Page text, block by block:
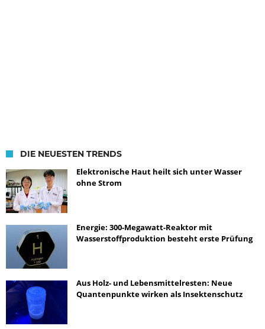
DIE NEUESTEN TRENDS
Elektronische Haut heilt sich unter Wasser
ohne Strom
Energie: 300-Megawatt-Reaktor mit
Wasserstoffproduktion besteht erste Prüfung
Aus Holz- und Lebensmittelresten: Neue
Quantenpunkte wirken als Insektenschutz